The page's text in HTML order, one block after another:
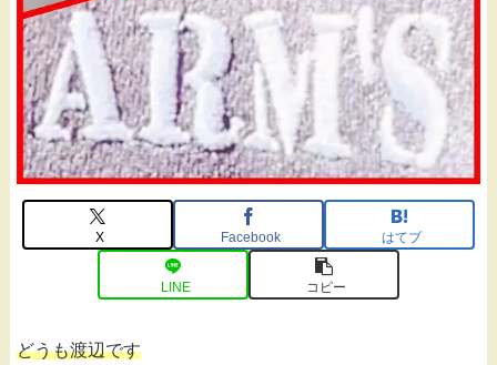
X Facebook はてブ
LINE コピー
どうも渡辺です